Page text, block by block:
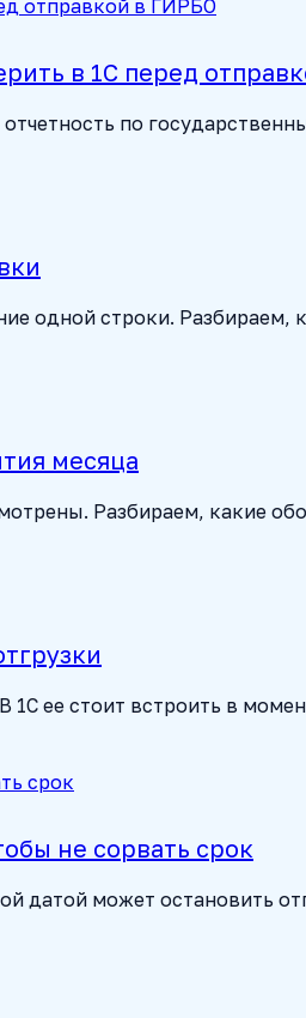
в 1С перед
по
одной строки.
месяца
Разбираем, какие
1С ее стоит встроить в
не сорвать срок
датой может остановить